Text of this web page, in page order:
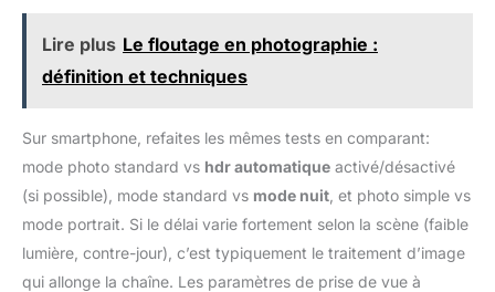
Lire plus Le floutage en photographie :
définition et techniques
Sur smartphone, refaites les mêmes tests en comparant:
mode photo standard vs hdr automatique activé/désactivé
(si possible), mode standard vs mode nuit , et photo simple vs
mode portrait. Si le délai varie fortement selon la scène (faible
lumière, contre-jour), c’est typiquement le traitement d’image
qui allonge la chaîne. Les paramètres de prise de vue à